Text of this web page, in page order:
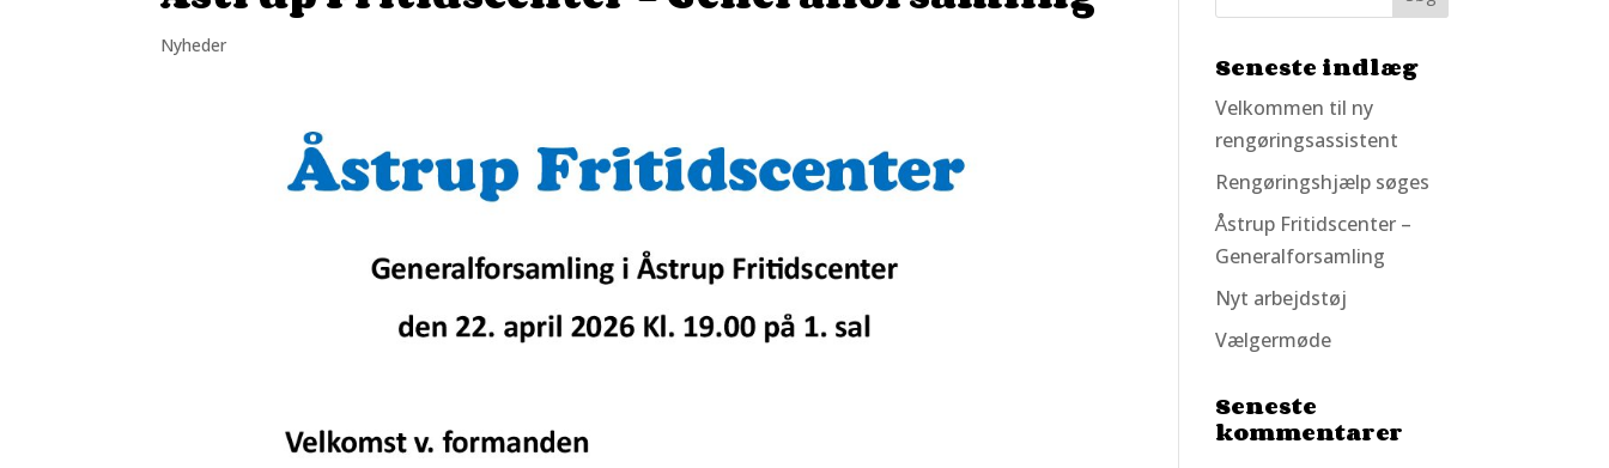
Nyheder
Seneste indlæg
Velkommen til ny
rengøringsassistent
Rengøringshjælp søges
Åstrup Fritidscenter –
Generalforsamling
Nyt arbejdstøj
Vælgermøde
Seneste
kommentarer